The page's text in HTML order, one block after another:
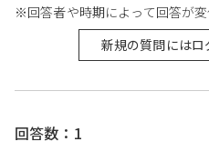
※回答者や時期によって回答が変
新規の質問には
回答数：1